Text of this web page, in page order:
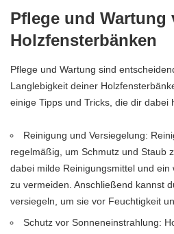
Pflege und Wartung
Holzfensterbänken
Pflege und Wartung sind
Langlebigkeit deiner
einige Tipps und Tricks, die dir dabei
Reinigung und Versiegelung:
regelmäßig, um Schmutz und Staub
dabei milde Reinigungsmittel und ein
zu vermeiden. Anschließend kannst
versiegeln, um sie vor Feuchtigkeit
Schutz vor Sonneneinstrahlung: